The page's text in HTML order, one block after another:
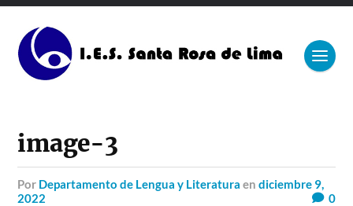
image-3
por Departamento de Lengua y Literatura endiciembre 9,
2022
0